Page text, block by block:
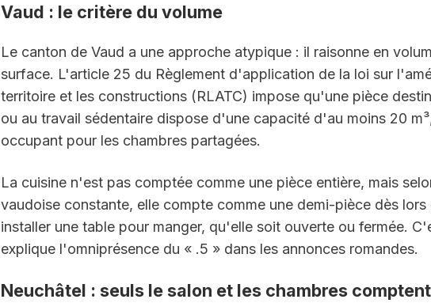
Vaud : le critère du volume
Le canton de Vaud a une approche atypique : il raisonne en
surface. L'article 25 du Règlement d'application de la loi sur
territoire et les constructions (RLATC) impose qu'une pièce
ou au travail sédentaire dispose d'une capacité d'au moins 20
occupant pour les chambres partagées.
La cuisine n'est pas comptée comme une pièce entière, mais
vaudoise constante, elle compte comme une demi-pièce dès
installer une table pour manger, qu'elle soit ouverte ou fermée.
explique l'omniprésence du « .5 » dans les annonces romandes.
Neuchâtel : seuls le salon et les chambres comptent